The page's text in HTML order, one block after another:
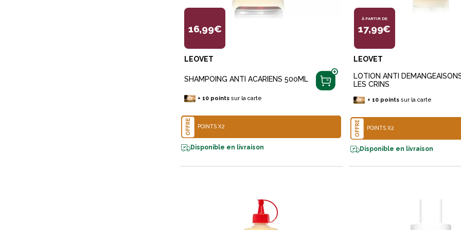
16,99€
LEOVET
SHAMPOING ANTI ACARIENS 500ML
+10 points sur la carte
OFFRE POINTS X2
Disponible en livraison
À PARTIR DE
17,99€
LEOVET
LOTION ANTI
LES CRINS
+ 10pointssur la carte
OFFRE POINTS X2
Disponible en livraison